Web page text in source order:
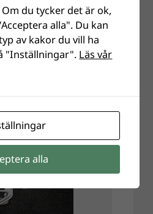
du tycker det är ok,
alla". Du kan
av kakor du vill ha
"Inställningar". Läs vår
alla